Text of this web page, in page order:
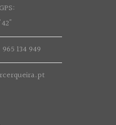
965 134 949